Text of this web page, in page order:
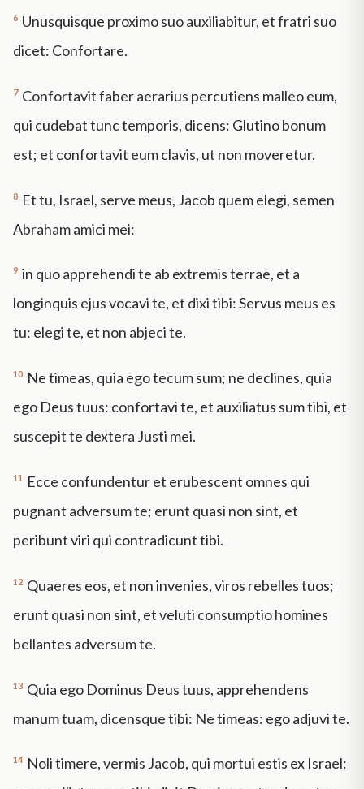
6 Unusquisque proximo suo auxiliabitur, et fratri suo
dicet: Confortare.
7 Confortavit faber aerarius percutiens malleo eum,
qui cudebat tunc temporis, dicens: Glutino bonum
est; et confortavit eum clavis, ut non moveretur.
8 Et tu, Israel, serve meus, Jacob quem elegi, semen
Abraham amici mei:
9 in quo apprehendi te ab extremis terrae, et a
longinquis ejus vocavi te, et dixi tibi: Servus meus es
tu: elegi te, et non abjeci te.
10 Ne timeas, quia ego tecum sum; ne declines, quia
ego Deus tuus: confortavi te, et auxiliatus sum tibi, et
suscepit te dextera Justi mei.
11
Ecce confundentur et erubescent omnes qui
pugnant adversum te; erunt quasi non sint, et
peribunt viri qui contradicunt tibi.
12 Quaeres eos, et non invenies, viros rebelles tuos;
erunt quasi non sint, et veluti consumptio homines
bellantes adversum te.
13 Quia ego Dominus Deus tuus, apprehendens
manum tuam, dicensque tibi: Ne timeas: ego adjuvi te.
14 Noli timere, vermis Jacob, qui mortui estis ex Israel: